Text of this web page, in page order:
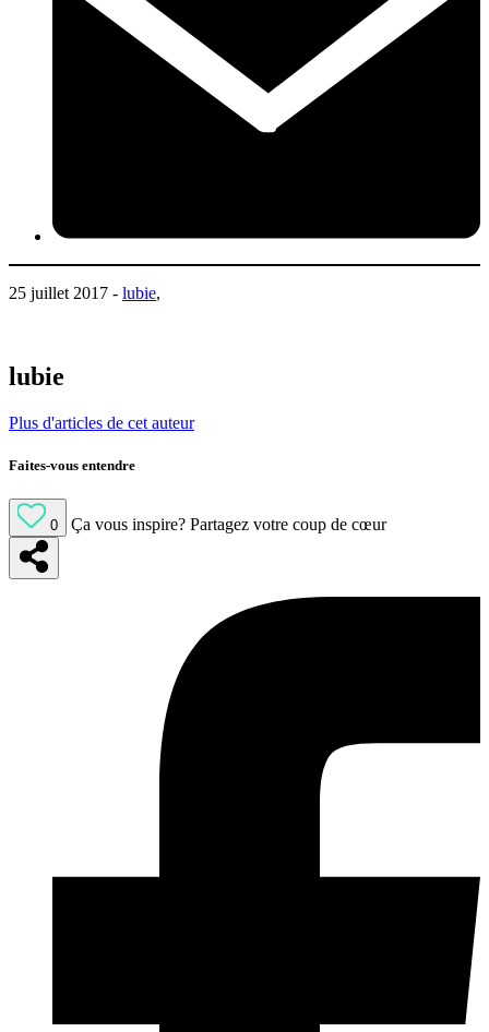
25 juillet 2017 - lubie,
lubie
Plus d'articles de cet auteur
Faites-vous entendre
0 Ça vous inspire? Partagez votre coup de cœur